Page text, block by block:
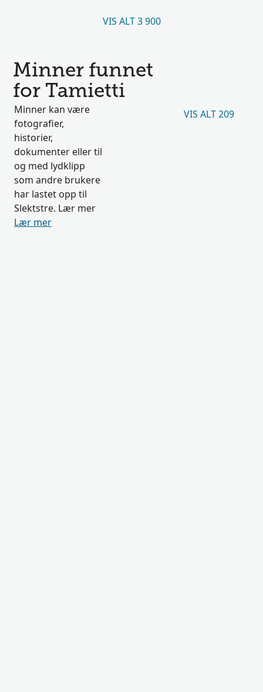
VIS ALT 3 900
Minner funnet
for Tamietti
Minner kan være
fotografier,
historier,
dokumenter eller til
og med lydklipp
som andre brukere
har lastet opp til
Slektstre. Lær mer
Lær mer
VIS ALT 209